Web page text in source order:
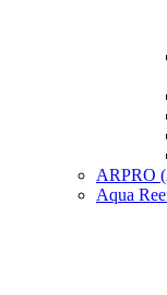
ARPRO
Aqua